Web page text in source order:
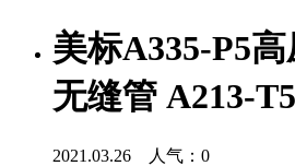
美标A335-P5
无缝管 A213-T5
2021.03.26 人气： 0